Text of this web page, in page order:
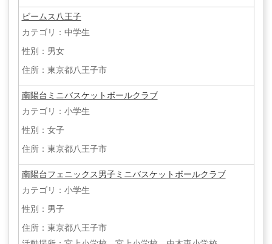
ビームス八王子
カテゴリ：中学生
性別：男女
住所：東京都八王子市
南陽台ミニバスケットボールクラブ
カテゴリ：小学生
性別：女子
住所：東京都八王子市
南陽台フェニックス男子ミニバスケットボールクラブ
カテゴリ：小学生
性別：男子
住所：東京都八王子市